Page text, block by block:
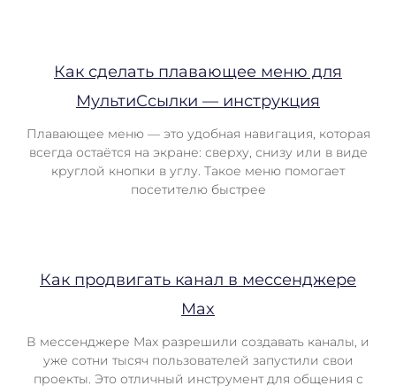
Как сделать плавающее меню для
МультиСсылки — инструкция
Плавающее меню — это удобная навигация, которая
всегда остаётся на экране: сверху, снизу или в виде
круглой кнопки в углу. Такое меню помогает
посетителю быстрее
Как продвигать канал в мессенджере
Max
В мессенджере Max разрешили создавать каналы, и
уже сотни тысяч пользователей запустили свои
проекты. Это отличный инструмент для общения с